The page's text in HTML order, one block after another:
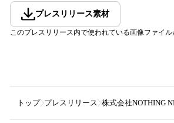
プレスリリース素材
このプレスリリース内で使われている画像ファイ
トップ プレスリリース 株式会社NOTHING